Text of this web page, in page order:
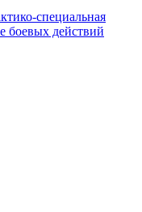
специальная
боевых действий